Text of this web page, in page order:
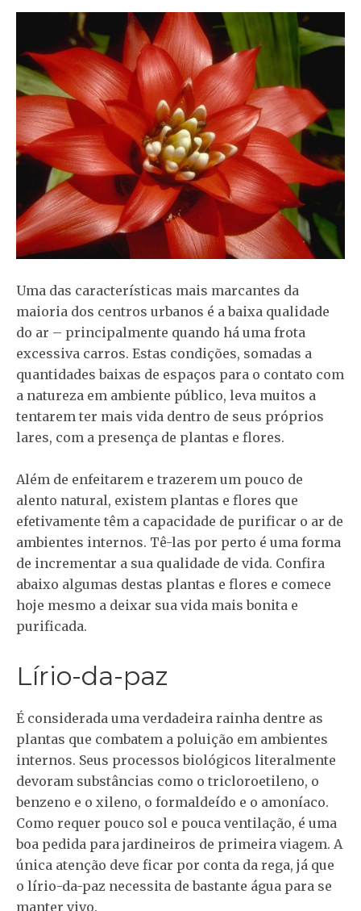
Uma das características mais marcantes da
maioria dos centros urbanos é a baixa qualidade
do ar – principalmente quando há uma frota
excessiva carros. Estas condições, somadas a
quantidades baixas de espaços para o contato com
a natureza em ambiente público, leva muitos a
tentarem ter mais vida dentro de seus próprios
lares, com a presença de plantas e flores.
Além de enfeitarem e trazerem um pouco de
alento natural, existem plantas e flores que
efetivamente têm a capacidade de purificar o ar de
ambientes internos. Tê-las por perto é uma forma
de incrementar a sua qualidade de vida. Confira
abaixo algumas destas plantas e flores e comece
hoje mesmo a deixar sua vida mais bonita e
purificada.
Lírio-da-paz
É considerada uma verdadeira rainha dentre as
plantas que combatem a poluição em ambientes
internos. Seus processos biológicos literalmente
devoram substâncias como o tricloroetileno, o
benzeno e o xileno, o formaldeído e o amoníaco.
Como requer pouco sol e pouca ventilação, é uma
boa pedida para jardineiros de primeira viagem. A
única atenção deve ficar por conta da rega, já que
o lírio-da-paz necessita de bastante água para se
manter vivo.